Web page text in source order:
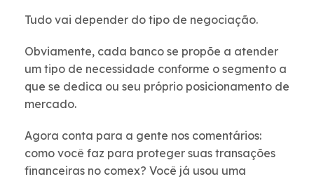
Tudo vai depender do tipo de negociação.
Obviamente, cada banco se propõe a atender
um tipo de necessidade conforme o segmento a
que se dedica ou seu próprio posicionamento de
mercado.
Agora conta para a gente nos comentários:
como você faz para proteger suas transações
financeiras no comex? Você já usou uma